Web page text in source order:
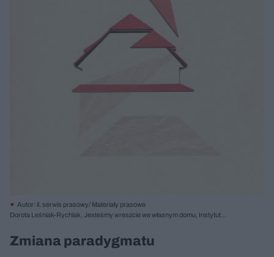
Autor: il. serwis prasowy/ Materiały prasowe
Dorota Leśniak-Rychlak, Jesteśmy wreszcie we własnym domu, Instytut
Zmiana paradygmatu